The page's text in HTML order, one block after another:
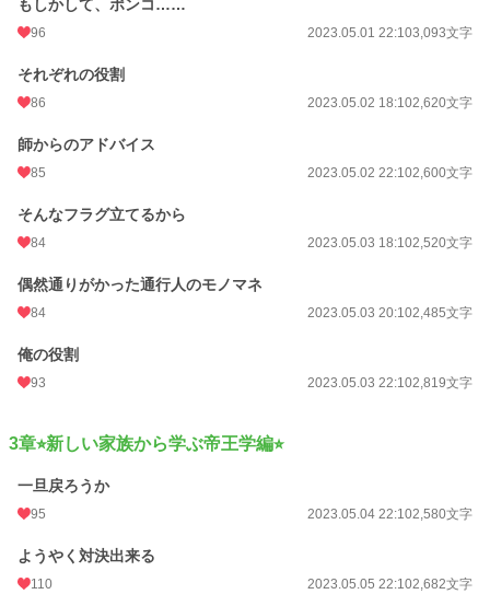
もしかして、ポンコ……
96 2023.05.01 22:103,093文字
それぞれの役割
86 2023.05.02 18:102,620文字
師からのアドバイス
85 2023.05.02 22:102,600文字
そんなフラグ立てるから
84 2023.05.03 18:102,520文字
偶然通りがかった通行人のモノマネ
84 2023.05.03 20:102,485文字
俺の役割
93 2023.05.03 22:102,819文字
3章⭐︎新しい家族から学ぶ帝王学編⭐︎
一旦戻ろうか
95 2023.05.04 22:102,580文字
ようやく対決出来る
110 2023.05.05 22:102,682文字